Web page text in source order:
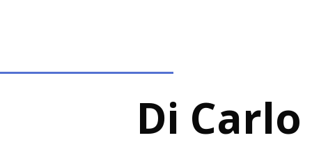
Di Carlo